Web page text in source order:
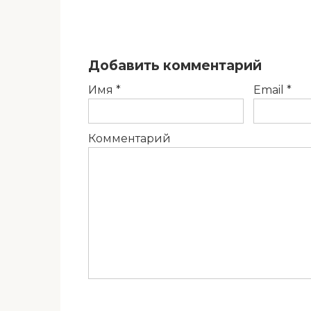
Добавить комментарий
Имя * Email *
Комментарий